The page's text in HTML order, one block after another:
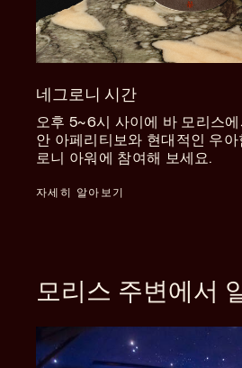
네그로니 시간
오후 5~6시 사이에 바 모리스
안 아페리티보와 현대적인 우
로니 아워에 참여해 보세요.
자세히 알아보기
모리스 주변에서